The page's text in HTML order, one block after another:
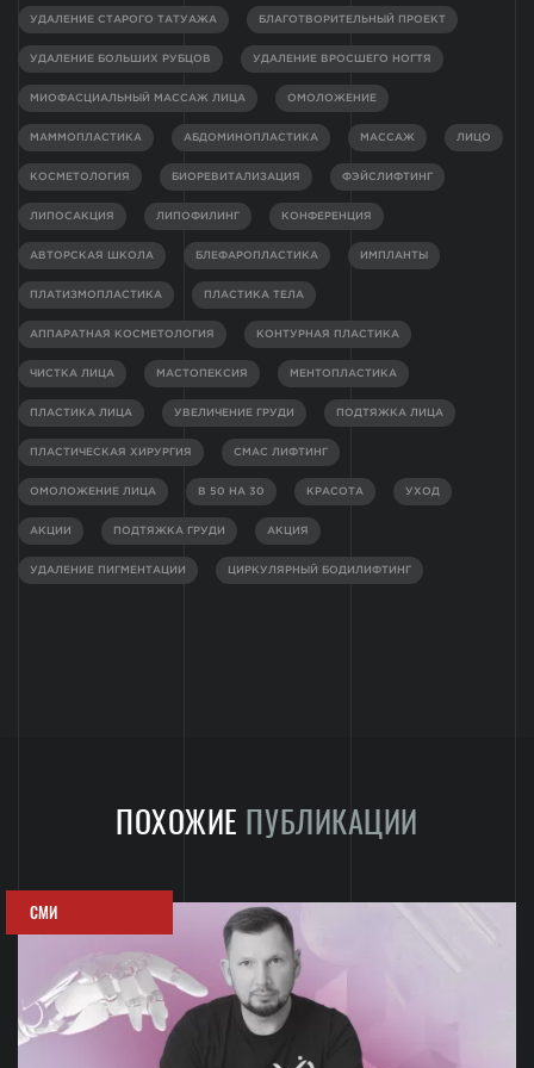
УДАЛЕНИЕ СТАРОГО ТАТУАЖА БЛАГОТВОРИТЕЛЬНЫЙ ПРОЕКТ
УДАЛЕНИЕ БОЛЬШИХ РУБЦОВ УДАЛЕНИЕ ВРОСШЕГО НОГТЯ
МИОФАСЦИАЛЬНЫЙ МАССАЖ ЛИЦА ОМОЛОЖЕНИЕ
МАММОПЛАСТИКА АБДОМИНОПЛАСТИКА МАССАЖ ЛИЦО
КОСМЕТОЛОГИЯ БИОРЕВИТАЛИЗАЦИЯ ФЭЙСЛИФТИНГ
ЛИПОСАКЦИЯ ЛИПОФИЛИНГ КОНФЕРЕНЦИЯ
АВТОРСКАЯ ШКОЛА БЛЕФАРОПЛАСТИКА ИМПЛАНТЫ
ПЛАТИЗМОПЛАСТИКА ПЛАСТИКА ТЕЛА
АППАРАТНАЯ КОСМЕТОЛОГИЯ КОНТУРНАЯ ПЛАСТИКА
ЧИСТКА ЛИЦА МАСТОПЕКСИЯ МЕНТОПЛАСТИКА
ПЛАСТИКА ЛИЦА УВЕЛИЧЕНИЕ ГРУДИ ПОДТЯЖКА ЛИЦА
ПЛАСТИЧЕСКАЯ ХИРУРГИЯ СМАС ЛИФТИНГ
ОМОЛОЖЕНИЕ ЛИЦА В 50 НА 30 КРАСОТА УХОД
АКЦИИ ПОДТЯЖКА ГРУДИ АКЦИЯ
УДАЛЕНИЕ ПИГМЕНТАЦИИ ЦИРКУЛЯРНЫЙ БОДИЛИФТИНГ
ПОХОЖИЕ ПУБЛИКАЦИИ
СМИ